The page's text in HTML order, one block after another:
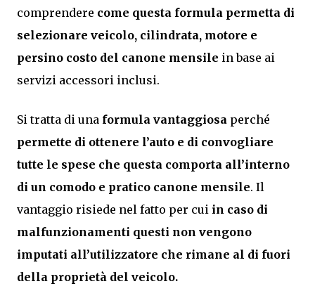
comprendere come questa formula permetta di
selezionare veicolo, cilindrata, motore e
persino costo del canone mensile in base ai
servizi accessori inclusi.
Si tratta di una formula vantaggiosa perché
permette di ottenere l’auto e di convogliare
tutte le spese che questa comporta all’interno
di un comodo e pratico canone mensile. Il
vantaggio risiede nel fatto per cui in caso di
malfunzionamenti questi non vengono
imputati all’utilizzatore che rimane al di fuori
della proprietà del veicolo.